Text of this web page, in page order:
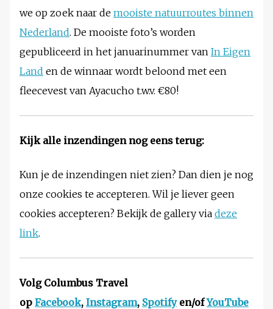
we op zoek naar de mooiste natuurroutes binnen
Nederland. De mooiste foto’s worden
gepubliceerd in het januarinummer van In Eigen
Land en de winnaar wordt beloond met een
fleecevest van Ayacucho t.w.v. €80!
Kijk alle inzendingen nog eens terug:
Kun je de inzendingen niet zien? Dan dien je nog
onze cookies te accepteren. Wil je liever geen
cookies accepteren? Bekijk de gallery via deze
link.
Volg Columbus Travel
op Facebook, Instagram, Spotifyen/ofYouTube